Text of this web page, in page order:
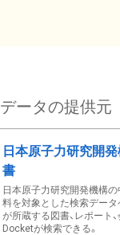
データの提供元
日本原子力研究開
書
日本原子力研究開発機構
料を対象とした検索データ
が所蔵する図書、レポート、
Docketが検索できる。